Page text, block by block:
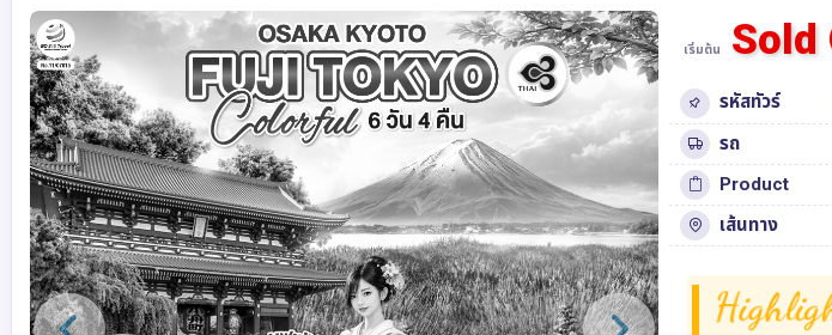
เริ่มต้น Sold
รหัสทัวร์
รถ
Product
เส้นทาง